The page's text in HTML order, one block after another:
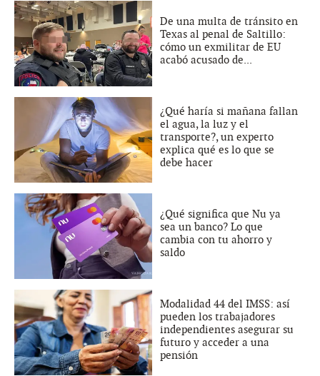
De una multa de tránsito en
Texas al penal de Saltillo:
cómo un exmilitar de EU
acabó acusado de...
¿Qué haría si mañana fallan
el agua, la luz y el
transporte?, un experto
explica qué es lo que se
debe hacer
¿Qué significa que Nu ya
sea un banco? Lo que
cambia con tu ahorro y
saldo
Modalidad 44 del IMSS: así
pueden los trabajadores
independientes asegurar su
futuro y acceder a una
pensión